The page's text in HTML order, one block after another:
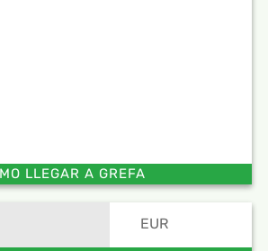
LLEGAR A GREFA
EUR